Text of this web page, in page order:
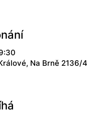
Na Brně 2136/4